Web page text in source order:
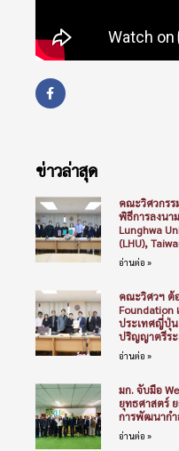
ข่าวล่าสุด
คณะวิศวกรร
พิธีการลงนา
Lunghwa
(LHU),
อ่านต่อ »
คณะวิศวฯ ต้
Foundation
ประเทศญี่ปุ่น
ปริญญาตรีร
อ่านต่อ »
มก. จับมือ
ยุทธศาสตร์
การพัฒนากำ
อ่านต่อ »